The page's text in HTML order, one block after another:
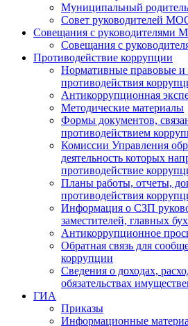
Муниципальный
Совет руководителей
Совещания с руководителями
Совещания с
Противодействие коррупции
Нормативные правовые и
противодействия
Антикоррупционная
Методические материалы
Формы документов,
противодействием
Комиссии Управления
деятельность которых
противодействие
Планы работы, отчеты,
противодействия
Информация о СЗП
заместителей, главных
Антикоррупционное
Обратная связь для
коррупции
Сведения о доходах,
обязательствах
ГИА
Приказы
Информационные